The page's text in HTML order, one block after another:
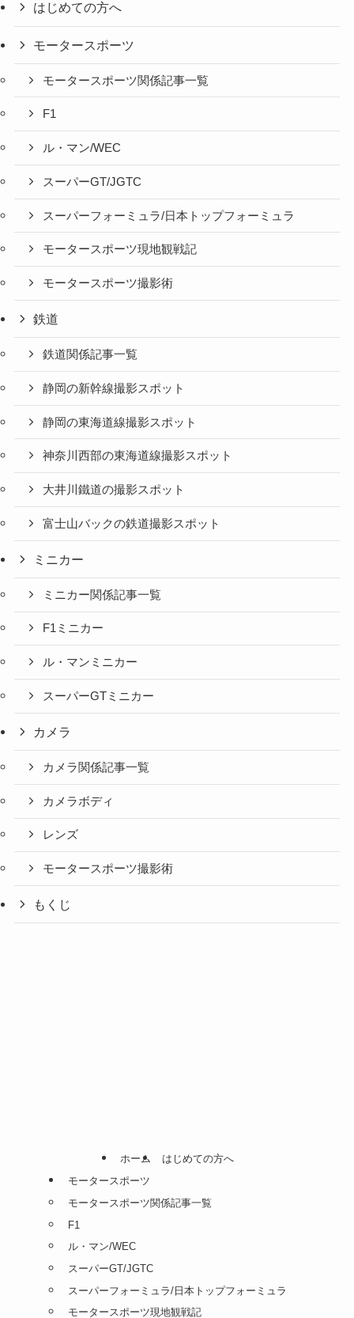
はじめての方へ
モータースポーツ
モータースポーツ関係記事一覧
F1
ル・マン/WEC
スーパーGT/JGTC
スーパーフォーミュラ/日本トップフォーミュラ
モータースポーツ現地観戦記
モータースポーツ撮影術
鉄道
鉄道関係記事一覧
静岡の新幹線撮影スポット
静岡の東海道線撮影スポット
神奈川西部の東海道線撮影スポット
大井川鐵道の撮影スポット
富士山バックの鉄道撮影スポット
ミニカー
ミニカー関係記事一覧
F1ミニカー
ル・マンミニカー
スーパーGTミニカー
カメラ
カメラ関係記事一覧
カメラボディ
レンズ
モータースポーツ撮影術
もくじ
ホーム
はじめての方へ
モータースポーツ
モータースポーツ関係記事一覧
F1
ル・マン/WEC
スーパーGT/JGTC
スーパーフォーミュラ/日本トップフォーミュラ
モータースポーツ現地観戦記